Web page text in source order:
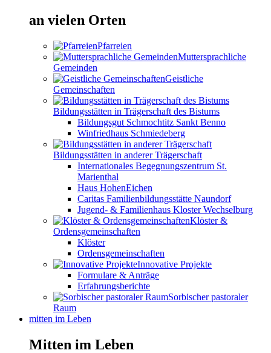
an vielen Orten
Pfarreien
Muttersprachliche
Gemeinden
Geistliche
Gemeinschaften
Bildungsstätten in Trägerschaft des Bistums
Bildungsgut Schmochtitz Sankt Benno
Winfriedhaus Schmiedeberg
Bildungsstätten in anderer Trägerschaft
Internationales Begegnungszentrum St.
Marienthal
Haus HohenEichen
Caritas Familienbildungsstätte Naundorf
Jugend- & Familienhaus Kloster Wechselburg
Klöster &
Ordensgemeinschaften
Klöster
Ordensgemeinschaften
Innovative Projekte
Formulare & Anträge
Erfahrungsberichte
Sorbischer pastoraler
Raum
mitten im Leben
Mitten im Leben